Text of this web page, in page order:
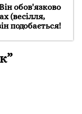
обов'язково
(весілля,
подобається!